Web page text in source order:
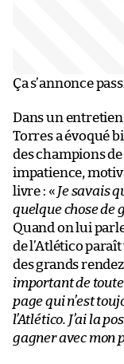
Ça s’annonce
Dans un
Torres a évoqué
des champions
impatience,
livre : « Je savais
quelque chose de
Quand on lui
de l’Atlético
des grands
important de
page qui n’est
l’Atlético. J’ai la
gagner avec mon